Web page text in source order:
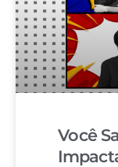
Você